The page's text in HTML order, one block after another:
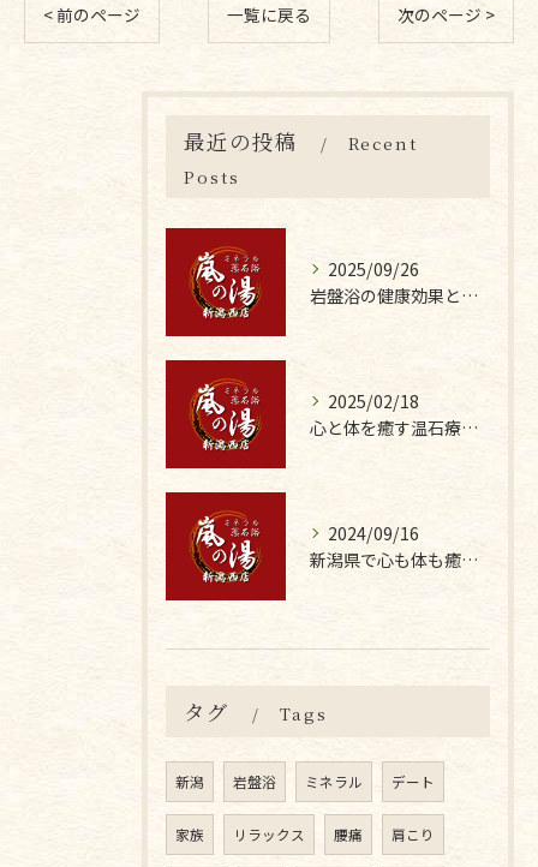
< 前のページ 一覧に戻る 次のページ >
最近の投稿
Recent
Posts
2025/09/26
岩盤浴の健康効果と科学的根拠
2025/02/18
心と体を癒す温石療法の魅力
2024/09/16
新潟県で心も体も癒す岩盤浴の効果を実感しよう
タグ Tags
新潟 岩盤浴 ミネラル デート
家族 リラックス 腰痛 肩こり